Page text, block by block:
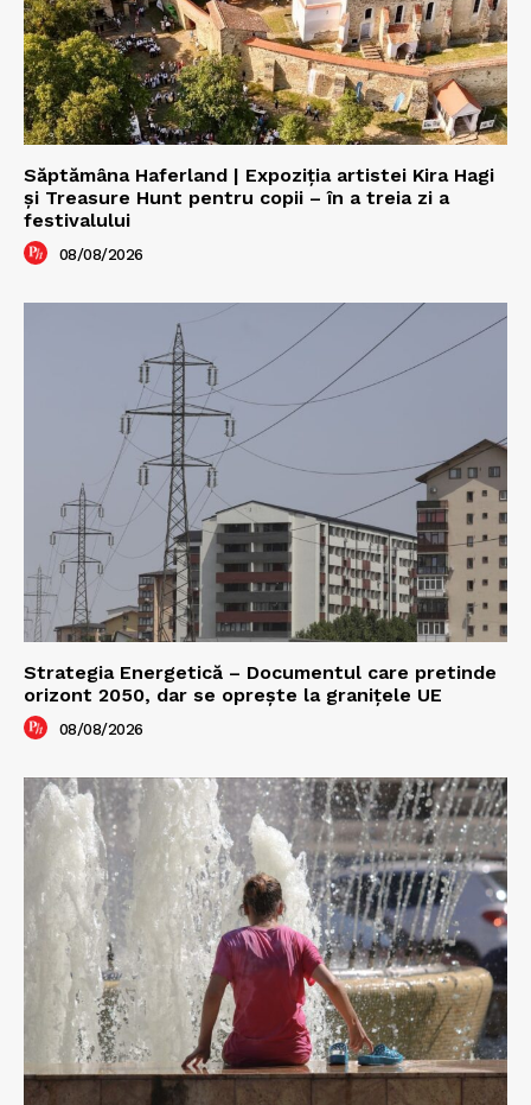
Săptămâna Haferland | Expoziţia artistei Kira Hagi
şi Treasure Hunt pentru copii – în a treia zi a
festivalului
08/08/2026
Strategia Energetică – Documentul care pretinde
orizont 2050, dar se oprește la granițele UE
08/08/2026